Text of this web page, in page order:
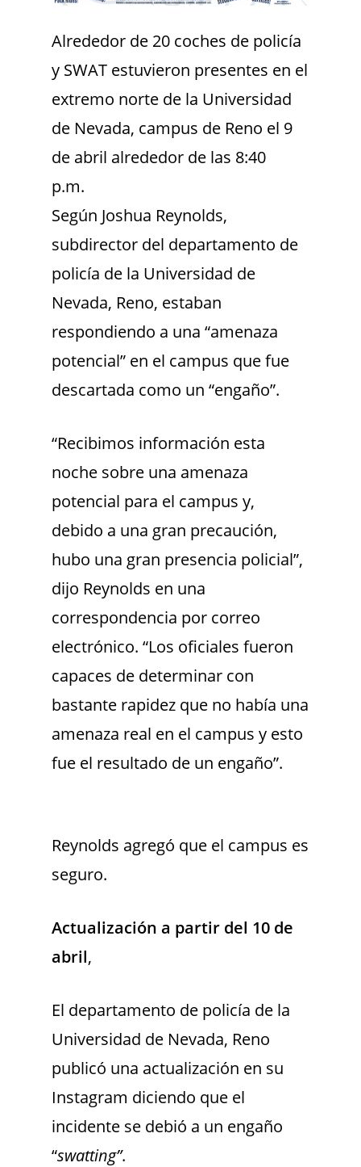
Alrededor de 20 coches de policía
y SWAT estuvieron presentes en el
extremo norte de la Universidad
de Nevada, campus de Reno el 9
de abril alrededor de las 8:40
p.m.
Según Joshua Reynolds,
subdirector del departamento de
policía de la Universidad de
Nevada, Reno, estaban
respondiendo a una “amenaza
potencial” en el campus que fue
descartada como un “engaño”.
“Recibimos información esta
noche sobre una amenaza
potencial para el campus y,
debido a una gran precaución,
hubo una gran presencia policial”,
dijo Reynolds en una
correspondencia por correo
electrónico. “Los oficiales fueron
capaces de determinar con
bastante rapidez que no había una
amenaza real en el campus y esto
fue el resultado de un engaño”.
Reynolds agregó que el campus es
seguro.
Actualización a partir del 10 de
abril,
El departamento de policía de la
Universidad de Nevada, Reno
publicó una actualización en su
Instagram diciendo que el
incidente se debió a un engaño
“swatting”.